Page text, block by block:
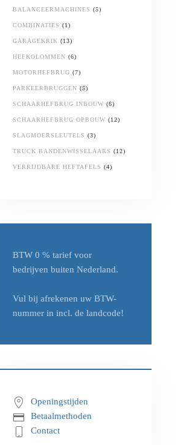
BALANCEERMACHINES (5)
COMBINATIES (1)
GARAGEKRIK (13)
HEFKOLOMMEN (6)
MOTORHEFBRUG (7)
PARKEERBRUGGEN (5)
SCHAARHEFBRUG INBOUW (6)
SCHAARHEFBRUG OPBOUW (12)
SLAGMOERSLEUTELS (3)
TRUCK BANDENWISSELAARS (12)
VERRIJDBARE HEFTAFELS (4)
BTW 0 % tarief voor
bedrijven buiten Nederland.
Vul bij afrekenen uw BTW-
nummer in incl. de landcode!
Openingstijden
Betaalmethoden
Contact